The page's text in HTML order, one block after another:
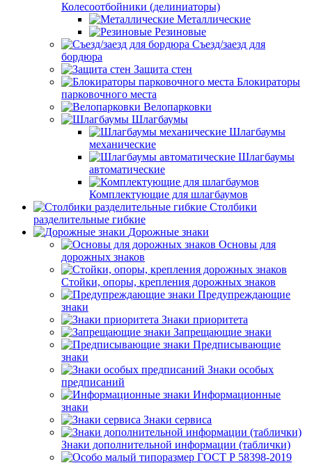
Колесоотбойники (делиниаторы)
Металлические
Резиновые
Съезд/заезд для
бордюра
Защита стен
Блокираторы
парковочного места
Велопарковки
Шлагбаумы
Шлагбаумы
механические
Шлагбаумы
автоматические
Комплектующие для шлагбаумов
Столбики
разделительные гибкие
Дорожные знаки
Основы для
дорожных знаков
Стойки, опоры, крепления дорожных знаков
Предупреждающие
знаки
Знаки приоритета
Запрещающие знаки
Предписывающие
знаки
Знаки особых
предписаний
Информационные
знаки
Знаки сервиса
Знаки дополнительной информации (таблички)